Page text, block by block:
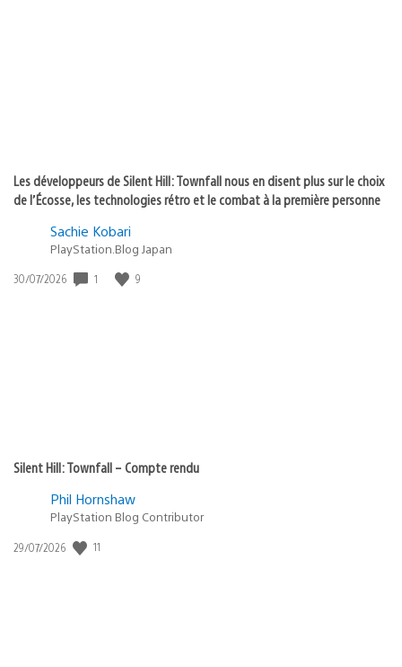
Les développeurs de Silent Hill: Townfall nous en disent plus sur le choix
de l’Écosse, les technologies rétro et le combat à la première personne
Sachie Kobari
PlayStation.Blog Japan
Date
30/07/2026 1 9
Silent Hill: Townfall – Compte rendu
Phil Hornshaw
PlayStation Blog Contributor
Date
29/07/2026 11